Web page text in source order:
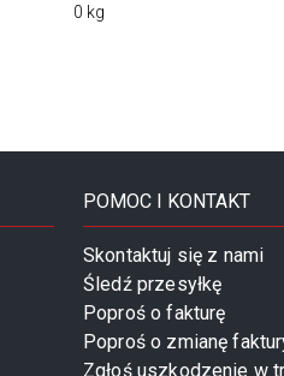
0 kg
POMOC I KONTAKT
Skontaktuj się z nami
Śledź przesyłkę
Poproś o fakturę
Poproś o zmianę
Zgłoś uszkodzenie w